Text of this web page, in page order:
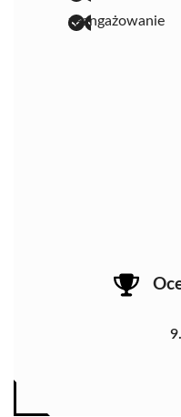
zaangażowanie